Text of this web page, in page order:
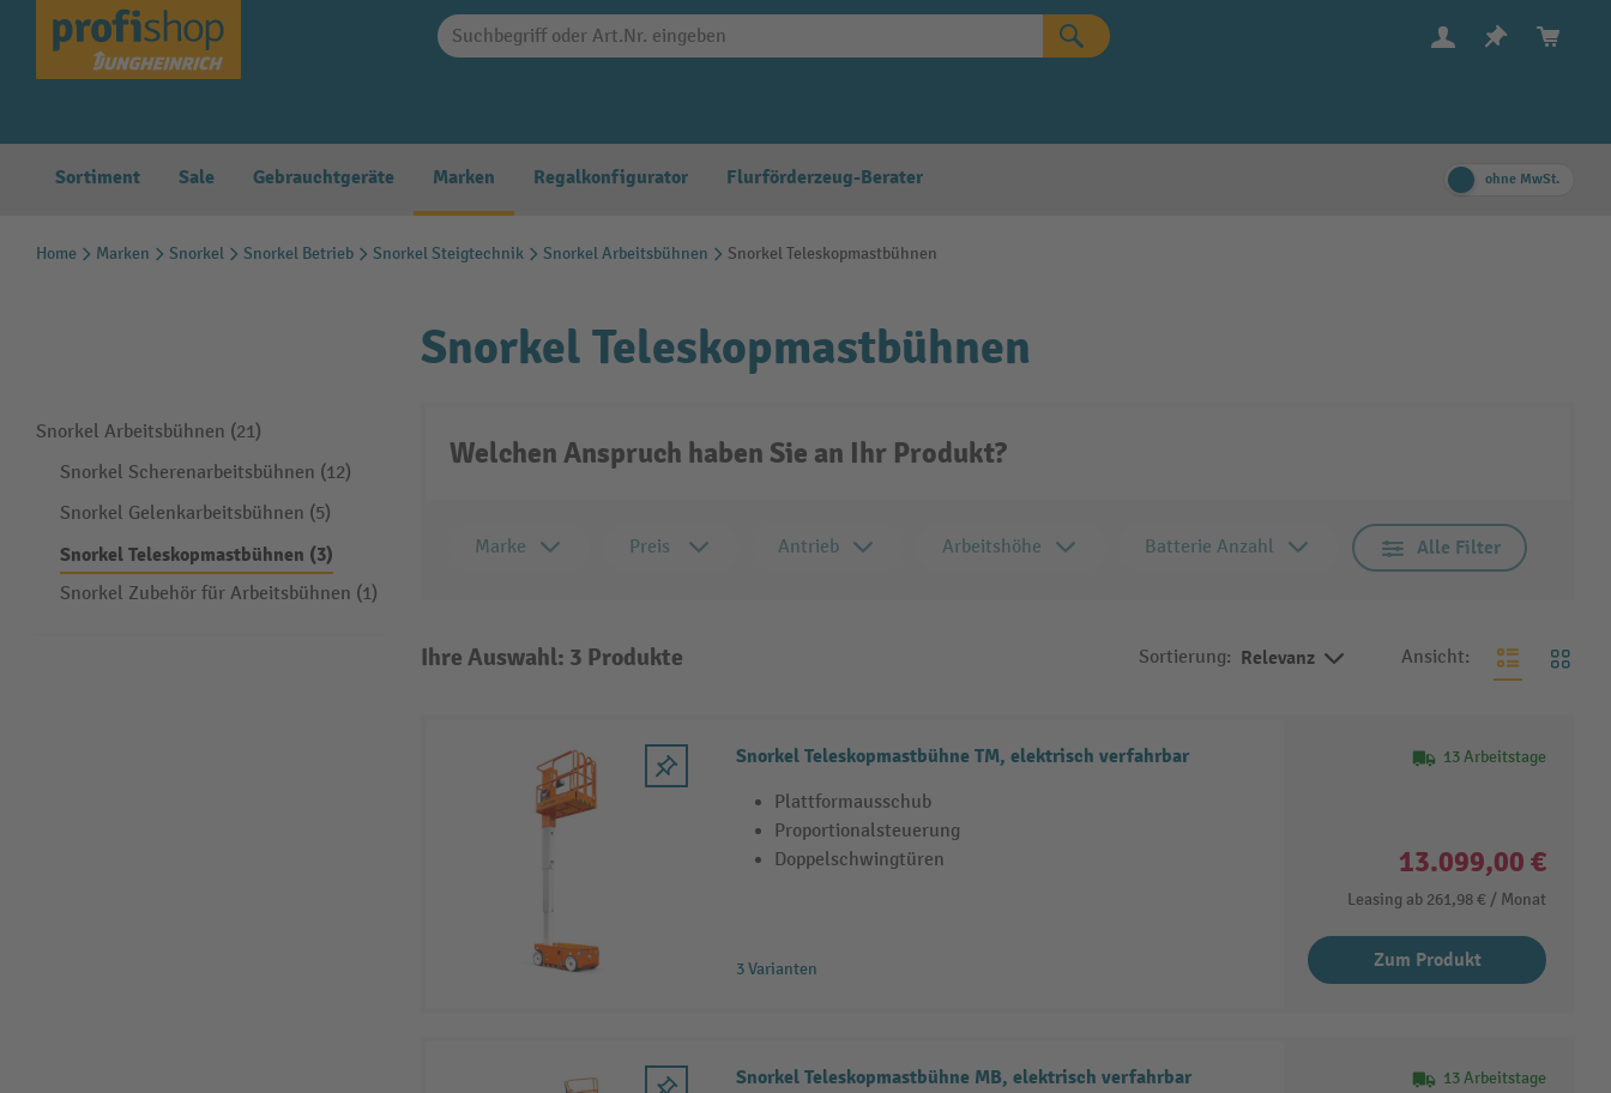
Zur Hauptnavigation springen
Sortiment Sale Gebrauchtgeräte Marken Regalkonfigurator Flurförderzeug-Berater ohne MwSt.
Home Marken Snorkel Snorkel Betrieb Snorkel Steigtechnik Snorkel Arbeitsbühnen Snorkel Teleskopmastbühnen
Snorkel Arbeitsbühnen (21)
Snorkel Scherenarbeitsbühnen (12)
Snorkel Gelenkarbeitsbühnen (5)
Snorkel Teleskopmastbühnen (3)
Snorkel Zubehör für Arbeitsbühnen (1)
Snorkel Teleskopmastbühnen
Welchen Anspruch haben Sie an Ihr Produkt?
Marke Preis Antrieb Arbeitshöhe Batterie Anzahl Alle Filter
Ihre Auswahl: 3 Produkte Sortierung: Relevanz Ansicht:
Snorkel Teleskopmastbühne TM, elektrisch verfahrbar
Plattformausschub
Proportionalsteuerung
Doppelschwingtüren
3 Varianten
13 Arbeitstage
13.099,00 €
Leasing ab 261,98 € / Monat
Zum Produkt
Snorkel Teleskopmastbühne MB, elektrisch verfahrbar 13 Arbeitstage